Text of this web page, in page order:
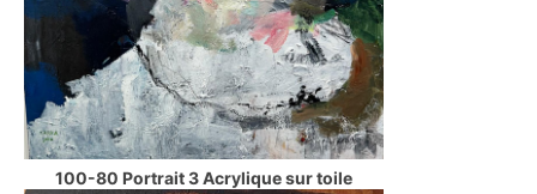
100-80 Portrait 3 Acrylique sur toile